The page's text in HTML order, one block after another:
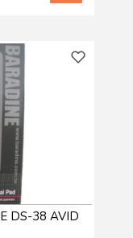
DS-38 AVID